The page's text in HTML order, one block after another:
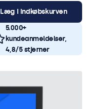
Læg i indkøbskurven
5.000+
kundeanmeldelser,
4,8/5 stjerner